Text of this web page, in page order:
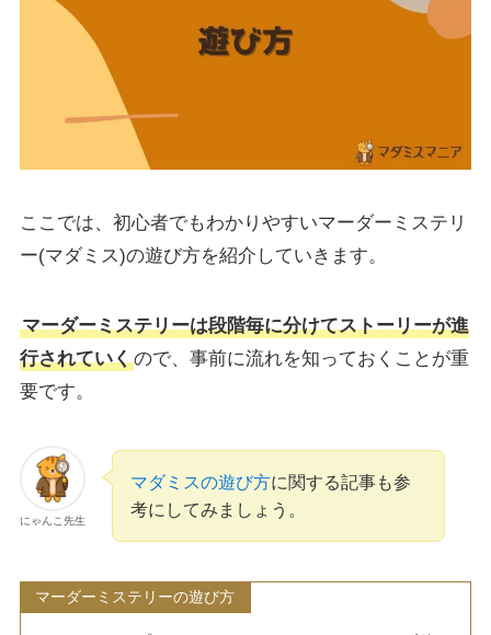
ここでは、初心者でもわかりやすいマーダーミステリ
ー(マダミス)の遊び方を紹介していきます。
マーダーミステリーは段階毎に分けてストーリーが進
行されていくので、事前に流れを知っておくことが重
要です。
にゃんこ先生
マダミスの遊び方に関する記事も参
考にしてみましょう。
マーダーミステリーの遊び方